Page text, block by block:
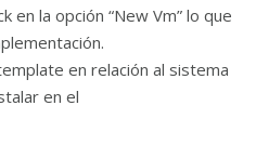
en la opción “New Vm” lo que
en relación al sistema
en el